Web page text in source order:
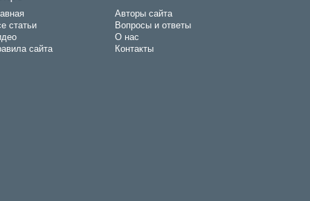
Авторы сайта
статьи
Вопросы и ответы
О нас
сайта
Контакты